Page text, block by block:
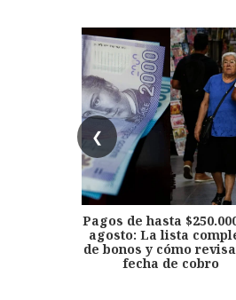
❮
Pagos de hasta
agosto: La lista
de bonos y cómo
fecha de cobro